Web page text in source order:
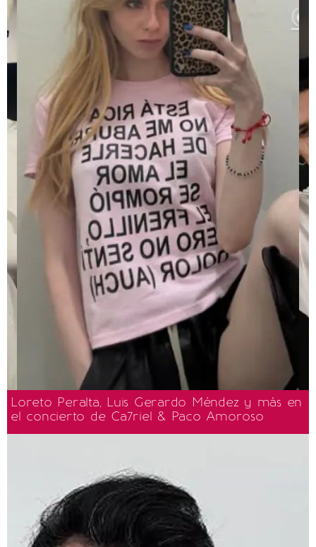
Loreto Peralta, Luis Gerardo Méndez y más en
el concierto de Ca7riel & Paco Amoroso